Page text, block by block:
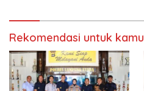
Rekomendasi untuk kamu